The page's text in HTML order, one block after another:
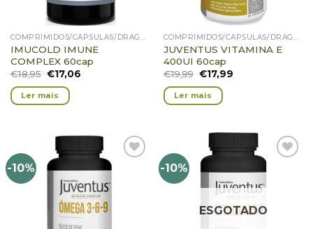
COMPRIMIDOS/CÁPSULAS/DRAGEIAS/PASTILHAS/GOMAS
IMUCOLD IMUNE
COMPLEX 60cap
€18,95 €17,06
Ler mais
COMPRIMIDOS/CÁPSULAS/DRAGEIAS/PASTILHAS/GOMAS
JUVENTUS VITAMINA E
400UI 60cap
€19,99 €17,99
Ler mais
-10%
Favoritos
-10%
Favoritos
ESGOTADO